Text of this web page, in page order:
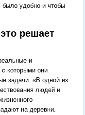
было удобно и чтобы
решает
и
которыми они
задачи. «В одной из
людей и
на деревни.